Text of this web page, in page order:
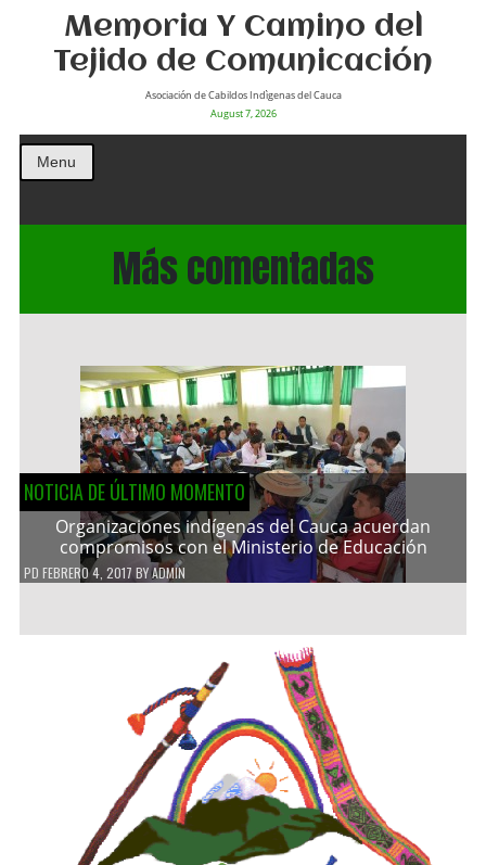
Memoria Y Camino del
Tejido de Comunicación
Asociación de Cabildos Indìgenas del Cauca
August 7, 2026
Menu
Más comentadas
NOTICIA DE ÚLTIMO MOMENTO
Organizaciones indígenas del Cauca acuerdan
compromisos con el Ministerio de Educación
PD FEBRERO 4, 2017 BYADMIN